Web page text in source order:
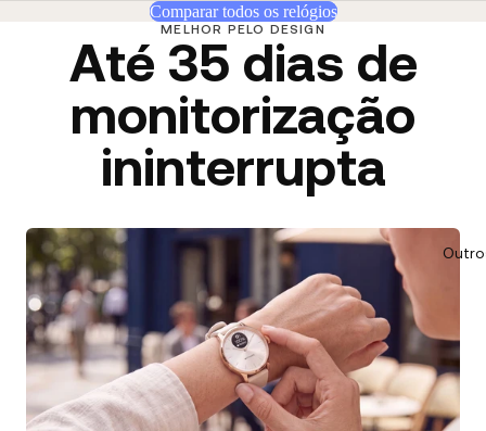
Comparar todos os relógios
MELHOR PELO DESIGN
Até 35 dias de
monitorização
ininterrupta